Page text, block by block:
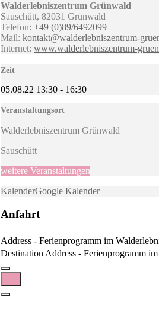
Walderlebniszentrum Grünwald
Sauschütt, 82031 Grünwald
Telefon: +49 (0)89/6492099
Mail: kontakt@walderlebniszentrum-
Internet: www.walderlebniszentrum-
Zeit
05.08.22 13:30 - 16:30
Veranstaltungsort
Walderlebniszentrum Grünwald
Sauschütt
weitere Veranstaltungen
KalenderGoogle Kalender
Anfahrt
Address - Ferienprogramm im
Destination Address - Ferienprogramm